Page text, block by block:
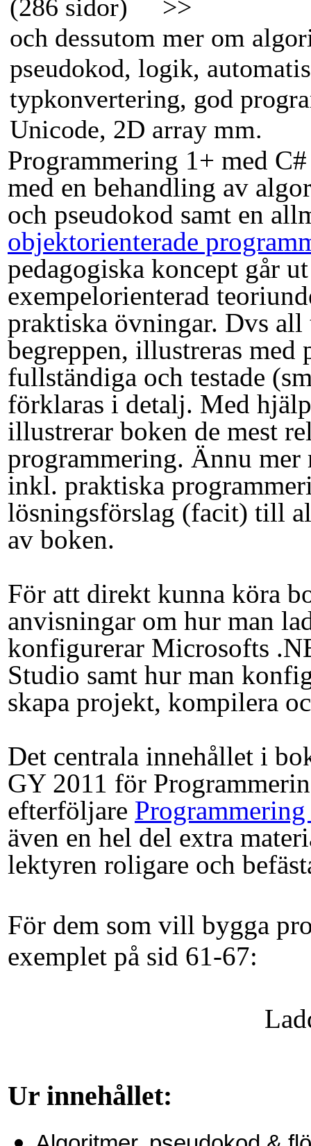
(286 sidor) >>
och dessutom mer om
pseudokod, logik,
typkonvertering, god
Unicode, 2D array mm.
Programmering 1+ med
med en behandling av
och pseudokod samt en
objektorienterade
pedagogiska koncept går
exempelorienterad
praktiska övningar. Dvs all
begreppen, illustreras
fullständiga och testade
förklaras i detalj. Med
illustrerar boken de mest
programmering. Ännu mer
inkl. praktiska
lösningsförslag (facit) till
av boken.
För att direkt kunna köra
anvisningar om hur man
konfigurerar Microsofts
Studio samt hur man
skapa projekt, kompilera
Det centrala innehållet i
GY 2011 för
efterföljare
även en hel del extra
lektyren roligare och
För dem som vill bygga
exemplet på sid 61-67:
Ladda
Ur innehållet: